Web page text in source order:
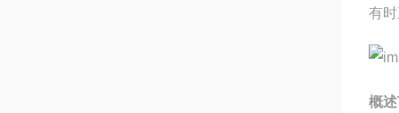
有
概